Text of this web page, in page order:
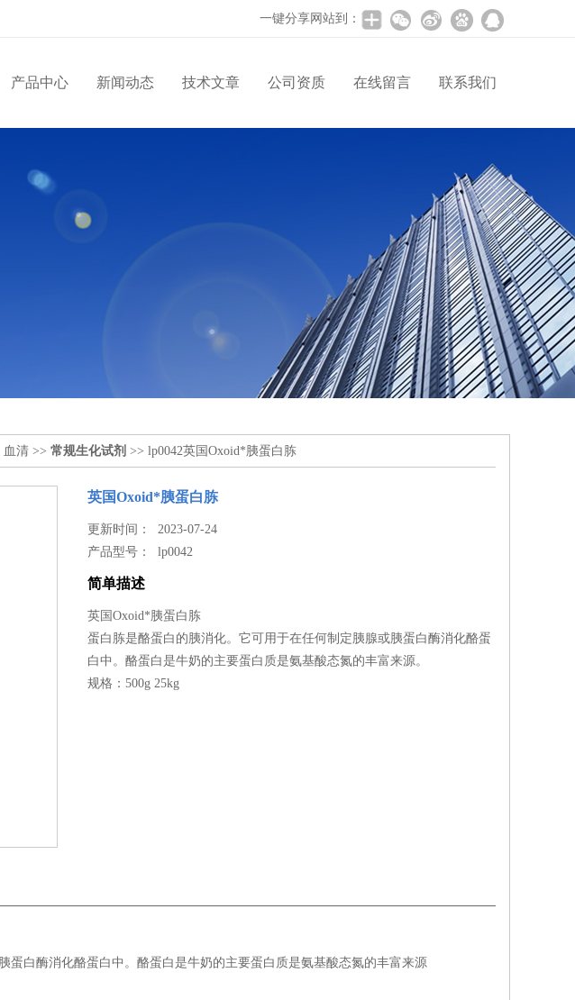
一键分享网站到：
产品中心 新闻动态 技术文章 公司资质 在线留言 联系我们
血清 >> 常规生化试剂 >> lp0042英国Oxoid*胰蛋白胨
英国Oxoid*胰蛋白胨
更新时间： 2023-07-24
产品型号：lp0042
简单描述
英国Oxoid*胰蛋白胨
蛋白胨是酪蛋白的胰消化。它可用于在任何制定胰腺或胰蛋白酶消化酪蛋
白中。酪蛋白是牛奶的主要蛋白质是氨基酸态氮的丰富来源。
规格：500g 25kg
蛋白酶消化酪蛋白中。酪蛋白是牛奶的主要蛋白质是氨基酸态氮的丰富来源